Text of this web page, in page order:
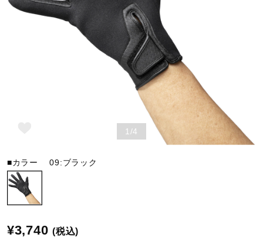
トレーニング
1/4
■カラー09:ブラック
¥3,740 (税込)